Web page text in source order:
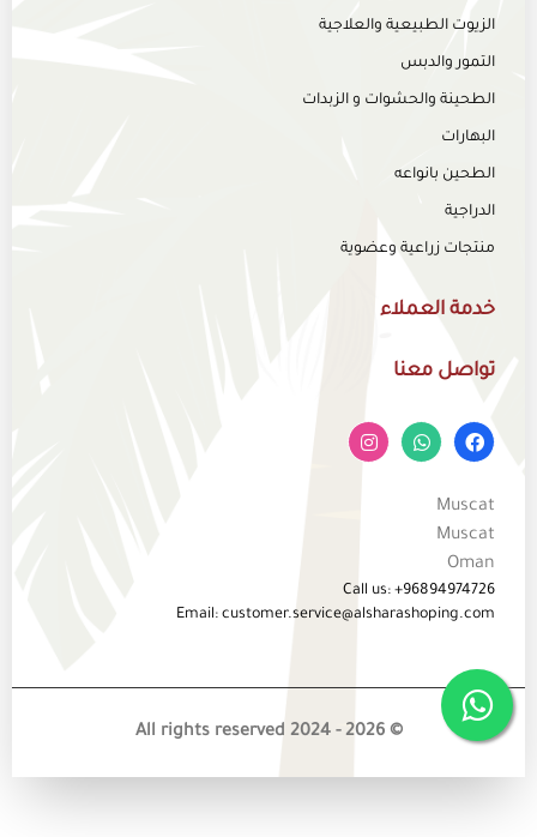
الزيوت الطبيعية والعلاجية
التمور والدبس
الطحينة والحشوات و الزبدات
البهارات
الطحين بانواعه
الدراجية
منتجات زراعية وعضوية
خدمة العملاء
تواصل معنا
Muscat
Muscat
Oman
Call us: +96894974726
Email: customer.service@alsharashoping.com
© 2026 - All rights reserved 2024